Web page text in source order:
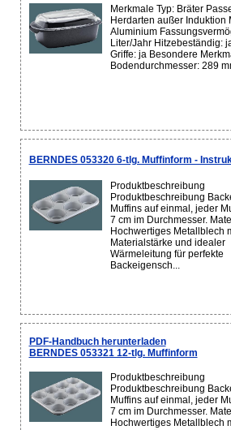
Merkmale Typ: Bräter
Herdarten außer Induktion
Aluminium
Liter/Jahr Hitzebeständig:
Griffe: ja Besondere
Bodendurchmesser: 289
BERNDES 053320 6-tlg. Muffinform -
Produktbeschreibung
Produktbeschreibung
Muffins auf einmal, jeder
7 cm im Durchmesser.
Hochwertiges Metallblech
Materialstärke und idealer
Wärmeleitung für perfekte
Backeigensch...
PDF-Handbuch herunterladen
BERNDES 053321 12-tlg. Muffinform
Produktbeschreibung
Produktbeschreibung
Muffins auf einmal, jeder
7 cm im Durchmesser.
Hochwertiges Metallblech